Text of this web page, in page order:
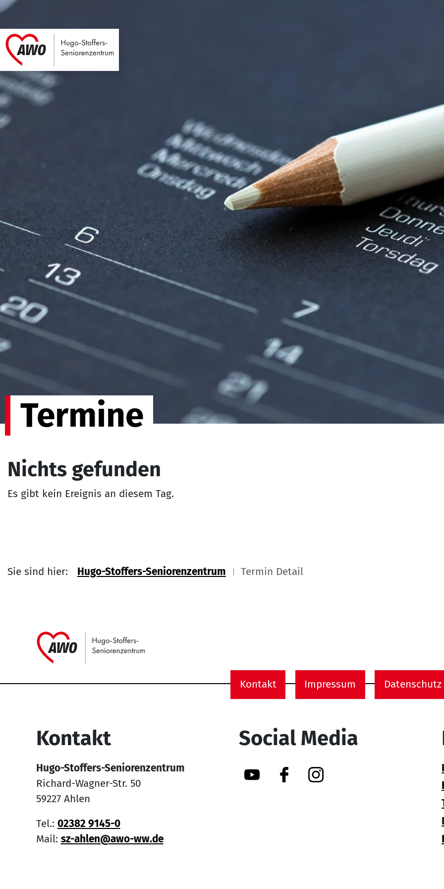
Hugo-Stoffers-Seniorenzentrum |
Termine
Nichts gefunden
Es gibt kein Ereignis an diesem Tag.
Sie sind hier: Hugo-Stoffers-Seniorenzentrum Termin Detail
Service Informationen
Kontakt Impressum Datenschutz
Kontakt
Hugo-Stoffers-Seniorenzentrum
Richard-Wagner-Str. 50
59227 Ahlen
Tel.: 02382 9145-0
Mail: sz-ahlen@awo-ww.de
Social Media
YouTube FacebookInstagram